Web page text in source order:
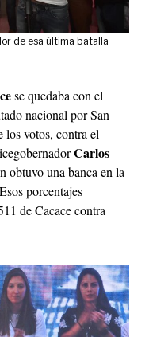
de esa última batalla
se quedaba con el
nacional por San
votos, contra el
Carlos
obtuvo una banca en la
porcentajes
de Cacace contra